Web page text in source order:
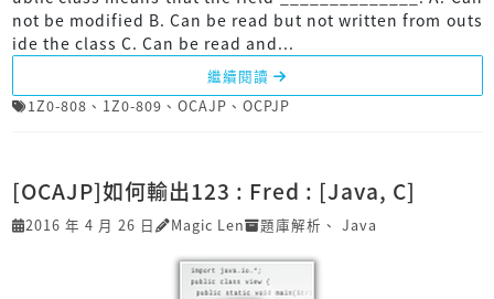
not be modified B. Can be read but not written from outs
ide the class C. Can be read and...
繼續閱讀
1Z0-808 、 1Z0-809 、 OCAJP 、 OCPJP
[OCAJP]如何輸出123 : Fred : [Java, C]
2016 年 4 月 26 日 Magic Len 題庫解析 、 Java